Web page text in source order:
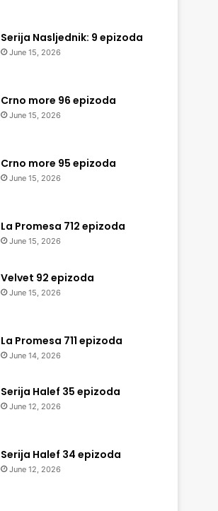
Serija Nasljednik: 9 epizoda
June 15, 2026
Crno more 96 epizoda
June 15, 2026
Crno more 95 epizoda
June 15, 2026
La Promesa 712 epizoda
June 15, 2026
Velvet 92 epizoda
June 15, 2026
La Promesa 711 epizoda
June 14, 2026
Serija Halef 35 epizoda
June 12, 2026
Serija Halef 34 epizoda
June 12, 2026